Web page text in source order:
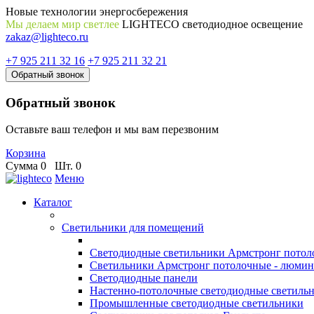
Новые технологии энергосбережения
Мы делаем мир светлее LIGHTECO светодиодное освещение
zakaz@lighteco.ru
+7 925 211 32 16 +7 925 211 32 21
Обратный звонок
Обратный звонок
Оставьте ваш телефон и мы вам перезвоним
Корзина
Сумма 0 Шт. 0
Меню
Каталог
Светильники для помещений
Светодиодные светильники Армстронг
Светильники Армстронг потолочные -
Светодиодные панели
Настенно-потолочные светодиодные
Промышленные светодиодные светильники